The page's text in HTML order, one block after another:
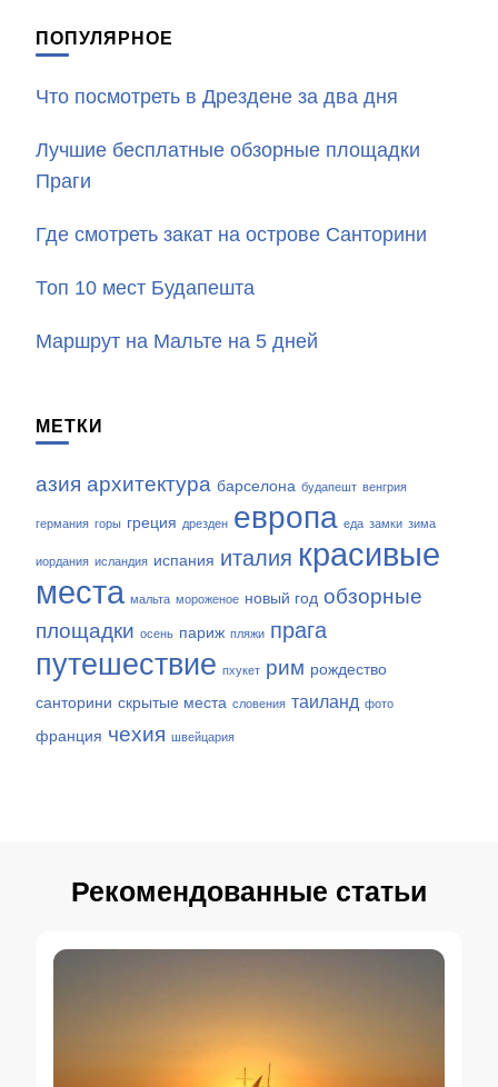
ПОПУЛЯРНОЕ
Что посмотреть в Дрездене за два дня
Лучшие бесплатные обзорные площадки
Праги
Где смотреть закат на острове Санторини
Топ 10 мест Будапешта
Маршрут на Мальте на 5 дней
МЕТКИ
азия архитектура барселона будапешт венгрия
германия горы греция дрезден европа еда замки зима
иордания исландия испания италия красивые
места мальта мороженое новый год обзорные
площадки осень париж пляжи прага
путешествие пхукет рим рождество
санторини скрытые места словения таиланд фото
франция чехия швейцария
Рекомендованные статьи